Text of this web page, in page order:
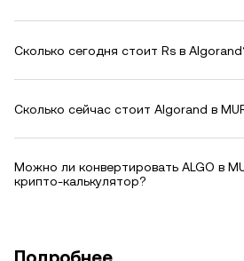
Сколько сегодня стоит Rs в
Сколько сейчас стоит Algorand в
Можно ли конвертировать ALGO в
крипто-калькулятор?